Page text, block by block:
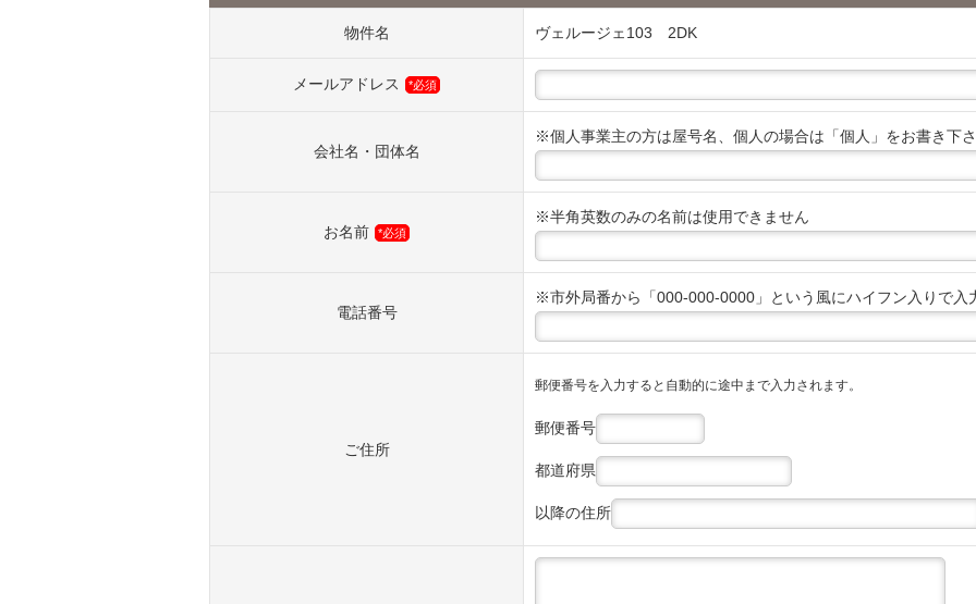
物件名 ヴェルージェ103 2DK
メールアドレス *必須
会社名・団体名
※個人事業主の方は屋号名、個人の場合は「個人」をお書き下
お名前 *必須
※半角英数のみの名前は使用できません
電話番号
※市外局番から「000-000-0000」という風にハイフン入りで入
ご住所
郵便番号を入力すると自動的に途中まで入力されます。
郵便番号
都道府県
以降の住所